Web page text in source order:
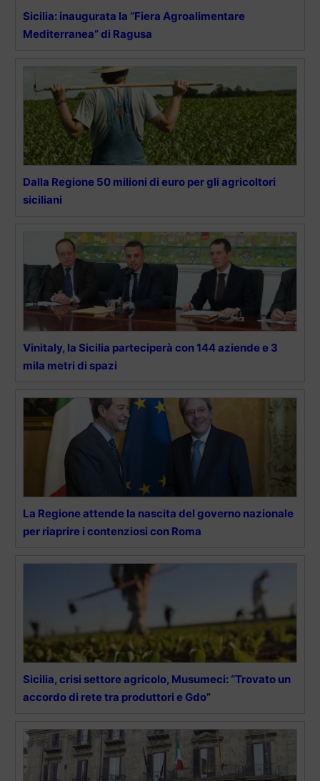
Sicilia: inaugurata la “Fiera Agroalimentare
Mediterranea” di Ragusa
Dalla Regione 50 milioni di euro per gli agricoltori
siciliani
Vinitaly, la Sicilia parteciperà con 144 aziende e 3
mila metri di spazi
La Regione attende la nascita del governo nazionale
per riaprire i contenziosi con Roma
Sicilia, crisi settore agricolo, Musumeci: “Trovato un
accordo di rete tra produttori e Gdo”